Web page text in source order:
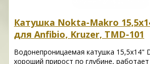
Катушка Nokta-Makro
для Anfibio, Kruzer, TMD-101
Водонепроницаемая катушка 15,5x14"
хороший прирост по глубине,